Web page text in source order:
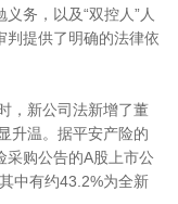
务，以及“双控人”人
判提供了明确的法律依
，新公司法新增了董
升温。据平安产险的
采购公告的A股上市公
中有约43.2%为全新